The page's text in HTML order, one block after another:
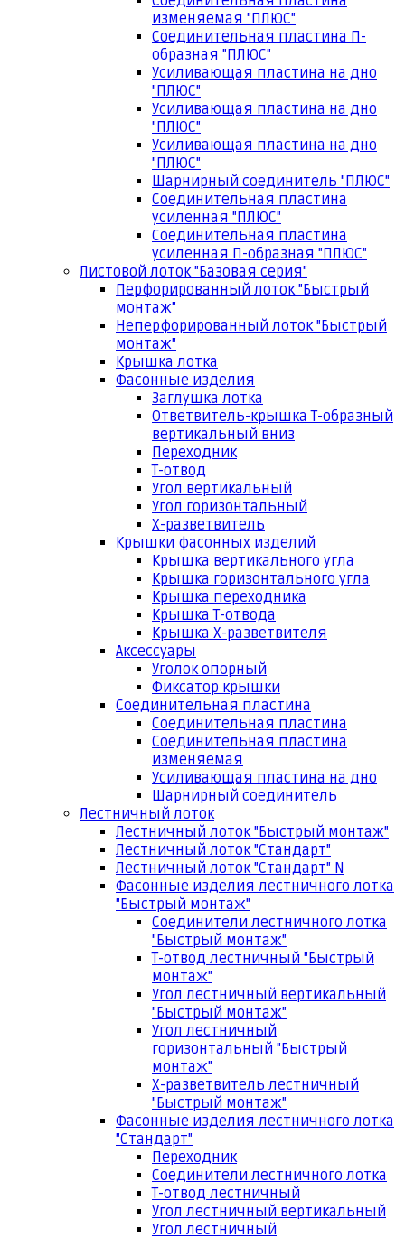
изменяемая "ПЛЮС"
Соединительная пластина П-
образная "ПЛЮС"
Усиливающая пластина на дно
"ПЛЮС"
Усиливающая пластина на дно
"ПЛЮС"
Усиливающая пластина на дно
"ПЛЮС"
Шарнирный соединитель "ПЛЮС"
Соединительная пластина
усиленная "ПЛЮС"
Соединительная пластина
усиленная П-образная "ПЛЮС"
Листовой лоток "Базовая серия"
Перфорированный лоток "Быстрый
монтаж"
Неперфорированный лоток "Быстрый
монтаж"
Крышка лотка
Фасонные изделия
Заглушка лотка
Ответвитель-крышка Т-образный
вертикальный вниз
Переходник
Т-отвод
Угол вертикальный
Угол горизонтальный
Х-разветвитель
Крышки фасонных изделий
Крышка вертикального угла
Крышка горизонтального угла
Крышка переходника
Крышка Т-отвода
Крышка Х-разветвителя
Аксессуары
Уголок опорный
Фиксатор крышки
Соединительная пластина
Соединительная пластина
Соединительная пластина
изменяемая
Усиливающая пластина на дно
Шарнирный соединитель
Лестничный лоток
Лестничный лоток "Быстрый монтаж"
Лестничный лоток "Стандарт"
Лестничный лоток "Стандарт" N
Фасонные изделия лестничного лотка
"Быстрый монтаж"
Соединители лестничного лотка
"Быстрый монтаж"
Т-отвод лестничный "Быстрый
монтаж"
Угол лестничный вертикальный
"Быстрый монтаж"
Угол лестничный
горизонтальный "Быстрый
монтаж"
Х-разветвитель лестничный
"Быстрый монтаж"
Фасонные изделия лестничного лотка
"Стандарт"
Переходник
Соединители лестничного лотка
Т-отвод лестничный
Угол лестничный вертикальный
Угол лестничный